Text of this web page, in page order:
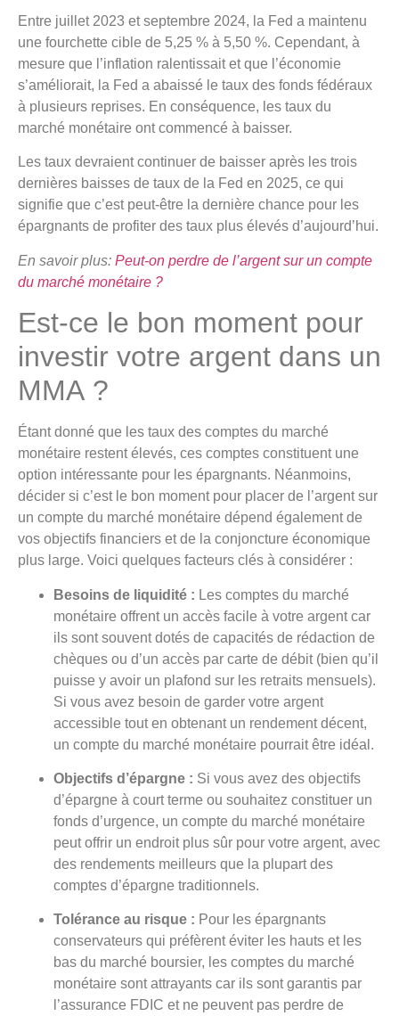
Entre juillet 2023 et septembre 2024, la Fed a maintenu
une fourchette cible de 5,25 % à 5,50 %. Cependant, à
mesure que l’inflation ralentissait et que l’économie
s’améliorait, la Fed a abaissé le taux des fonds fédéraux
à plusieurs reprises. En conséquence, les taux du
marché monétaire ont commencé à baisser.
Les taux devraient continuer de baisser après les trois
dernières baisses de taux de la Fed en 2025, ce qui
signifie que c’est peut-être la dernière chance pour les
épargnants de profiter des taux plus élevés d’aujourd’hui.
En savoir plus: Peut-on perdre de l’argent sur un compte
du marché monétaire ?
Est-ce le bon moment pour
investir votre argent dans un
MMA ?
Étant donné que les taux des comptes du marché
monétaire restent élevés, ces comptes constituent une
option intéressante pour les épargnants. Néanmoins,
décider si c’est le bon moment pour placer de l’argent sur
un compte du marché monétaire dépend également de
vos objectifs financiers et de la conjoncture économique
plus large. Voici quelques facteurs clés à considérer :
Besoins de liquidité : Les comptes du marché
monétaire offrent un accès facile à votre argent car
ils sont souvent dotés de capacités de rédaction de
chèques ou d’un accès par carte de débit (bien qu’il
puisse y avoir un plafond sur les retraits mensuels).
Si vous avez besoin de garder votre argent
accessible tout en obtenant un rendement décent,
un compte du marché monétaire pourrait être idéal.
Objectifs d’épargne : Si vous avez des objectifs
d’épargne à court terme ou souhaitez constituer un
fonds d’urgence, un compte du marché monétaire
peut offrir un endroit plus sûr pour votre argent, avec
des rendements meilleurs que la plupart des
comptes d’épargne traditionnels.
Tolérance au risque : Pour les épargnants
conservateurs qui préfèrent éviter les hauts et les
bas du marché boursier, les comptes du marché
monétaire sont attrayants car ils sont garantis par
l’assurance FDIC et ne peuvent pas perdre de